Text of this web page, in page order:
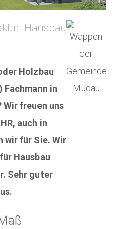
Hausbau
Holzbau
Fachmann in
Wir freuen uns
auch in
wir für Sie. Wir
Hausbau
Sehr guter